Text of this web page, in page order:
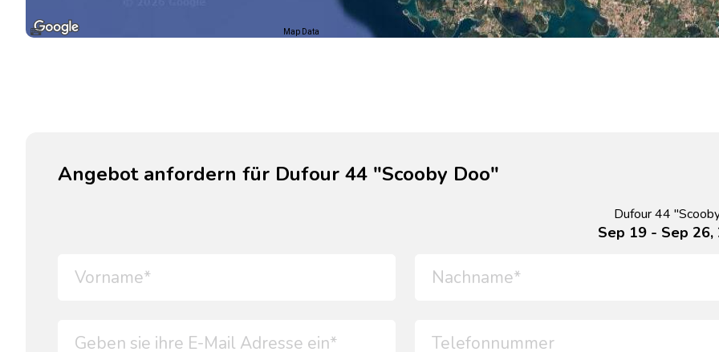
Map Data
Angebot anfordern für Dufour 44 "Scooby Doo"
Dufour 44
Sep 19 - Sep 26,